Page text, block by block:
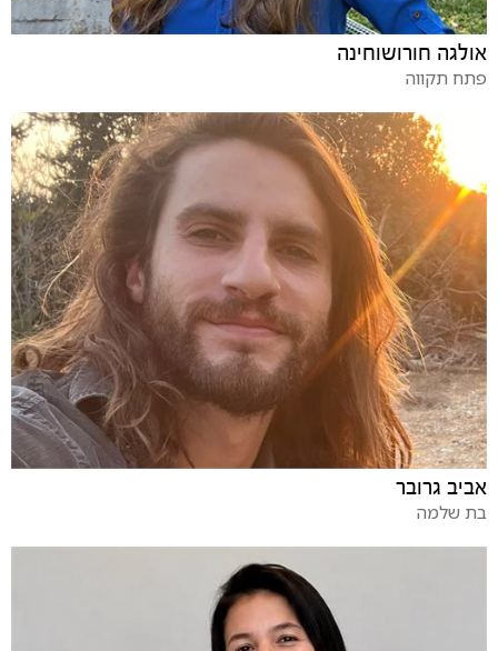
אולגה חורושוחינה
פתח תקווה
אביב גרובר
בת שלמה